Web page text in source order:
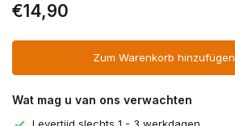
€14,90
Zum Warenkorb hinzufügen
Wat mag u van ons verwachten